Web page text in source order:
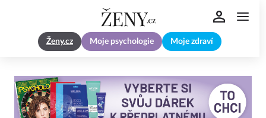
Ženy.cz Moje psychologie Moje zdraví